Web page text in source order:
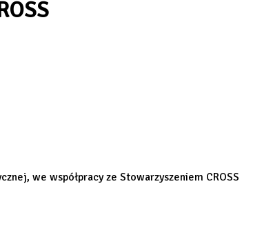
we współpracy ze Stowarzyszeniem CROSS